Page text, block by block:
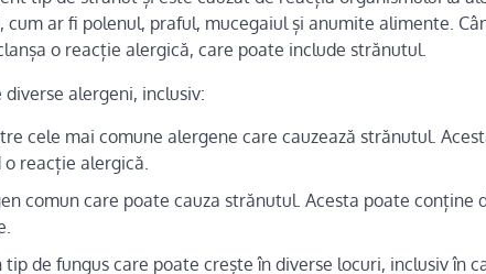
ar fi polenul, praful, mucegaiul și anumite alimente.
o reacție alergică, care poate include strănutul.
alergeni, inclusiv:
cele mai comune alergene care cauzează strănutul.
reacție alergică.
comun care poate cauza strănutul. Acesta poate conține
de fungus care poate crește în diverse locuri, inclusiv în